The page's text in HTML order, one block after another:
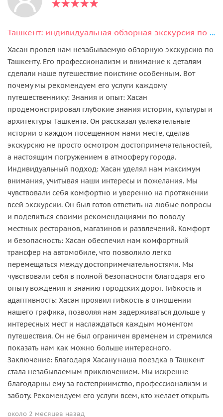
Ташкент: индивидуальная обзорная экскурсия по городу за 5 часов
Хасан провел нам незабываемую обзорную экскурсию по
Ташкенту. Его профессионализм и внимание к деталям
сделали наше путешествие поистине особенным. Вот
почему мы рекомендуем его услуги каждому
путешественнику: Знания и опыт: Хасан
продемонстрировал глубокие знания истории, культуры и
архитектуры Ташкента. Он рассказал увлекательные
истории о каждом посещенном нами месте, сделав
экскурсию не просто осмотром достопримечательностей,
а настоящим погружением в атмосферу города.
Индивидуальный подход: Хасан уделял нам максимум
внимания, учитывая наши интересы и пожелания. Мы
чувствовали себя комфортно и уверенно на протяжении
всей экскурсии. Он был готов ответить на любые вопросы
и поделиться своими рекомендациями по поводу
местных ресторанов, магазинов и развлечений. Комфорт
и безопасность: Хасан обеспечил нам комфортный
трансфер на автомобиле, что позволило легко
перемещаться между достопримечательностями. Мы
чувствовали себя в полной безопасности благодаря его
опыту вождения и знанию городских дорог. Гибкость и
адаптивность: Хасан проявил гибкость в отношении
нашего графика, позволяя нам задерживаться дольше у
интересных мест и наслаждаться каждым моментом
путешествия. Он не был ограничен временем и стремился
показать нам как можно больше интересного.
Заключение: Благодаря Хасану наша поездка в Ташкент
стала незабываемым приключением. Мы искренне
благодарны ему за гостеприимство, профессионализм и
заботу. Рекомендуем его услуги всем, кто желает открыть
около 2 месяцев назад